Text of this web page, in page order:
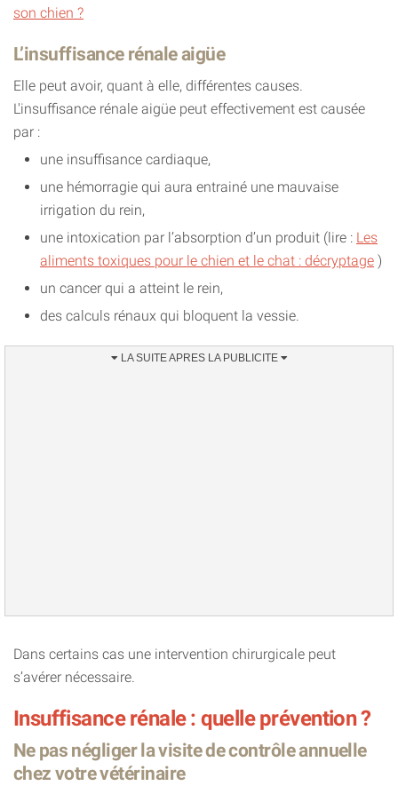
son chien ?
L’insuffisance rénale aigüe
Elle peut avoir, quant à elle, différentes causes.
L'insuffisance rénale aigüe peut effectivement est causée
par :
une insuffisance cardiaque,
une hémorragie qui aura entrainé une mauvaise
irrigation du rein,
une intoxication par l’absorption d’un produit (lire : Les
aliments toxiques pour le chien et le chat : décryptage )
un cancer qui a atteint le rein,
des calculs rénaux qui bloquent la vessie.
Dans certains cas une intervention chirurgicale peut
s’avérer nécessaire.
Insuffisance rénale : quelle prévention ?
Ne pas négliger la visite de contrôle annuelle
chez votre vétérinaire